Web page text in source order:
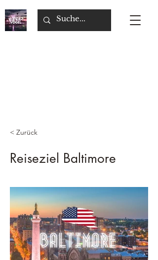
< Zurück
Reiseziel Baltimore